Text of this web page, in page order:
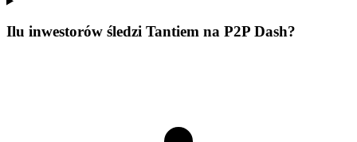
Ilu inwestorów śledzi Tantiem na P2P Dash?